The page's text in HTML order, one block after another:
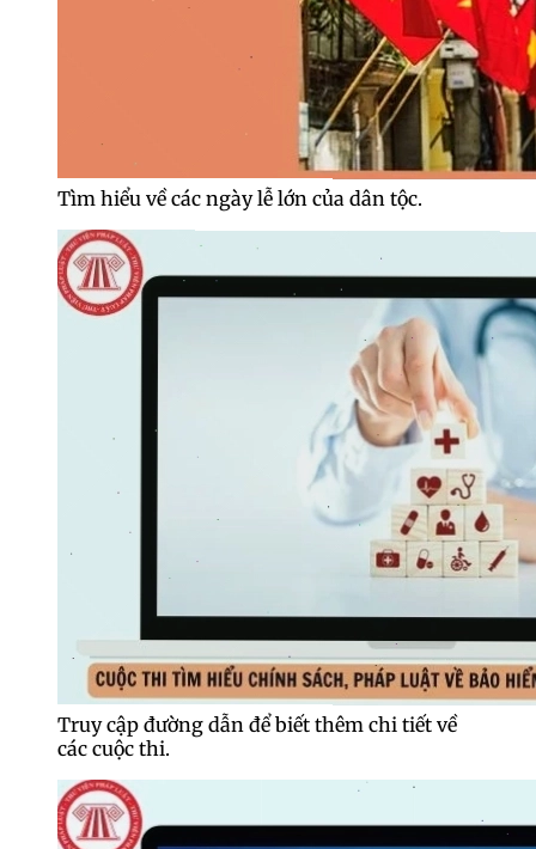
Tìm hiểu về các ngày lễ lớn của dân tộc.
Truy cập đường dẫn để biết thêm chi tiết về
các cuộc thi.